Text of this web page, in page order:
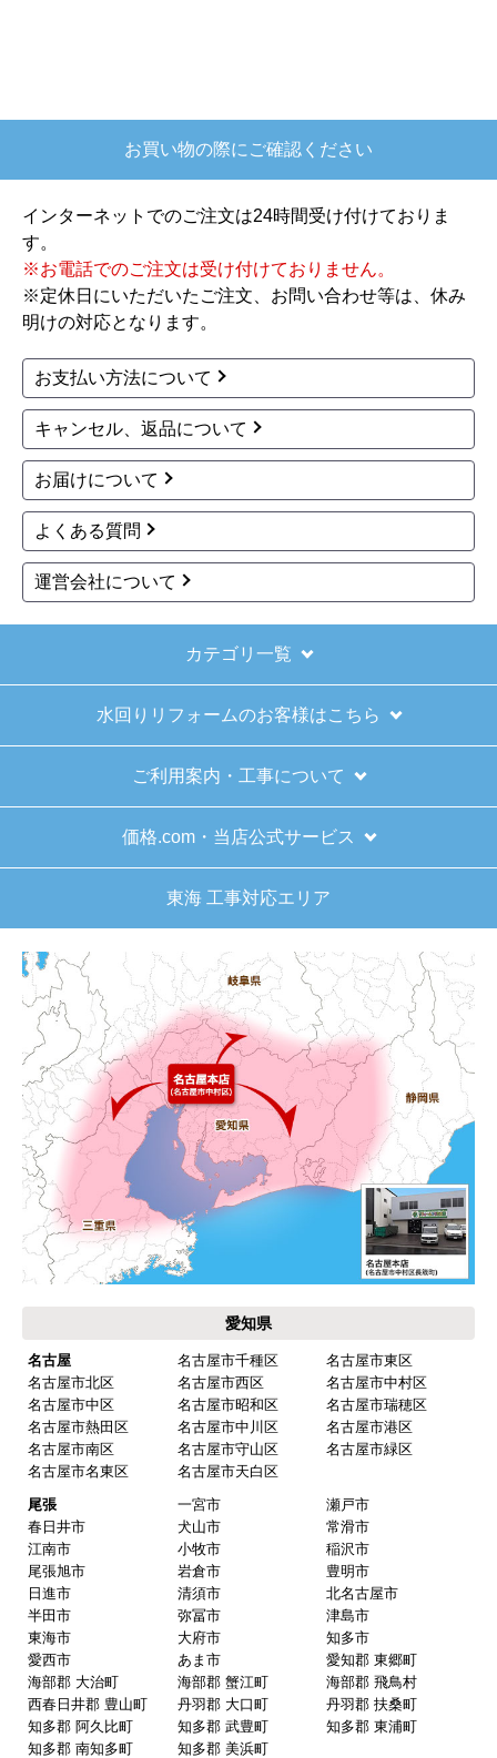
【注文からどのくらいで届きましたか？】
もあると思いますがあまりに早かったので少し驚
【その他感想・コメント】
ショップからの連絡もしっかりありましたし、商
できました。また機会があれば是非利用したいと
思います。
きょりけ
2025年11月9日 07:54
欲しい商品をスムーズに注文できましたか？
はい
予定の期日までに商品が届きましたか？
はい
【注文商品】給湯器 【注文時期】2025
年11月頃（モバイルから）
【このショップを選んだ理由は？】
キッチン混合栓に続いて2回目の利用です。価格が
リーズナブルで、HPの構成から見てしっかりして
いる会社だなと思っていたので再度利用。やはり
期待通りにきちんと対応してもらえました。
【注文からどのくらいで届きましたか？】
工事日を自分から発注の2週間先にしていたので、
遅れることもなく予定通りに工事前に到着。
【その他感想・コメント】
保証書に添付する工事店の証明もきちんと対応し
次に何か交換タイミングが来たら、一番の候補先
業者さんです。
ピングーヒサコさん
2025年10月30日 14:53
欲しい商品をスムーズに注文できましたか？
ショップからの連絡や対応は適切でしたか？
予定の期日までに商品が届きましたか？
商品の梱包は必要十分なものでしたか？
はい
お買い物の際にご確認ください
インターネットでのご注文は24時間受け付けておりま
す。
※お電話でのご注文は受け付けておりません。
※定休日にいただいたご注文、お問い合わせ等は、休み
明けの対応となります。
お支払い方法について
キャンセル、返品について
お届けについて
よくある質問
運営会社について
カテゴリ一覧
水回りリフォームのお客様はこちら
ご利用案内・工事について
価格.com・当店公式サービス
東海 工事対応エリア
愛知県
名古屋 名古屋市千種区
名古屋市東区
名古屋市北区
名古屋市西区
名古屋市中村区
名古屋市中区
名古屋市昭和区
名古屋市瑞穂区
名古屋市熱田区
名古屋市中川区
名古屋市港区
名古屋市南区
名古屋市守山区
名古屋市緑区
名古屋市名東区
名古屋市天白区
尾張
一宮市
瀬戸市
春日井市
犬山市
常滑市
江南市
小牧市
稲沢市
尾張旭市
岩倉市
豊明市
日進市
清須市
北名古屋市
半田市
弥冨市
津島市
東海市
大府市
知多市
愛西市
あま市
愛知郡 東郷町
海部郡 大治町
海部郡 蟹江町
海部郡 飛鳥村
西春日井郡 豊山町
丹羽郡 大口町
丹羽郡 扶桑町
知多郡 阿久比町
知多郡 武豊町
知多郡 東浦町
知多郡 南知多町
知多郡 美浜町